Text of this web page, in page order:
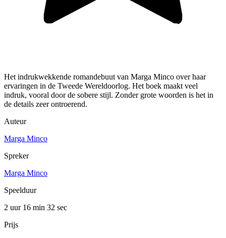
Het indrukwekkende romandebuut van Marga Minco over haar
ervaringen in de Tweede Wereldoorlog. Het boek maakt veel
indruk, vooral door de sobere stijl. Zonder grote woorden is het in
de details zeer ontroerend.
Auteur
Marga Minco
Spreker
Marga Minco
Speelduur
2 uur 16 min 32 sec
Prijs